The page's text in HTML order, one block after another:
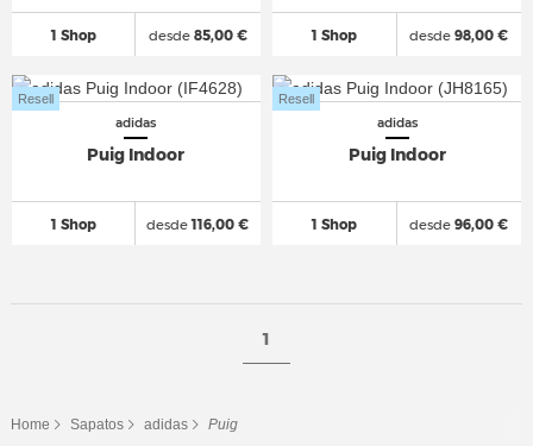
1 Shop desde85,00 € 1 Shop desde 98,00 €
adidas
Puig Indoor
1 Shop
Resell
desde116,00 €
adidas
Puig Indoor
1 Shop
Resell
desde 96,00 €
1
Home Sapatos adidas Puig